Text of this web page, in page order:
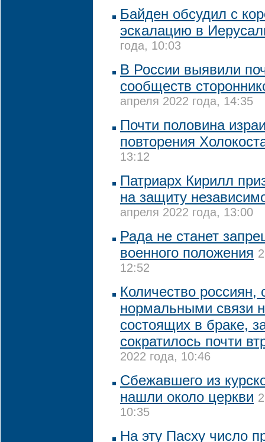
Байден обсудил с
эскалацию в
года, 10:03
В России выявили
сообществ
апреля 2022 года, 14:35
Почти половина
повторения
13:12
Патриарх Кирилл
на защиту
апреля 2022 года, 13:00
Рада не станет
военного положения
12:52
Количество
нормальными связи
состоящих в браке,
сократилось почти
2022 года, 10:46
Сбежавшего из
нашли около церкви
10:35
На эту Пасху число